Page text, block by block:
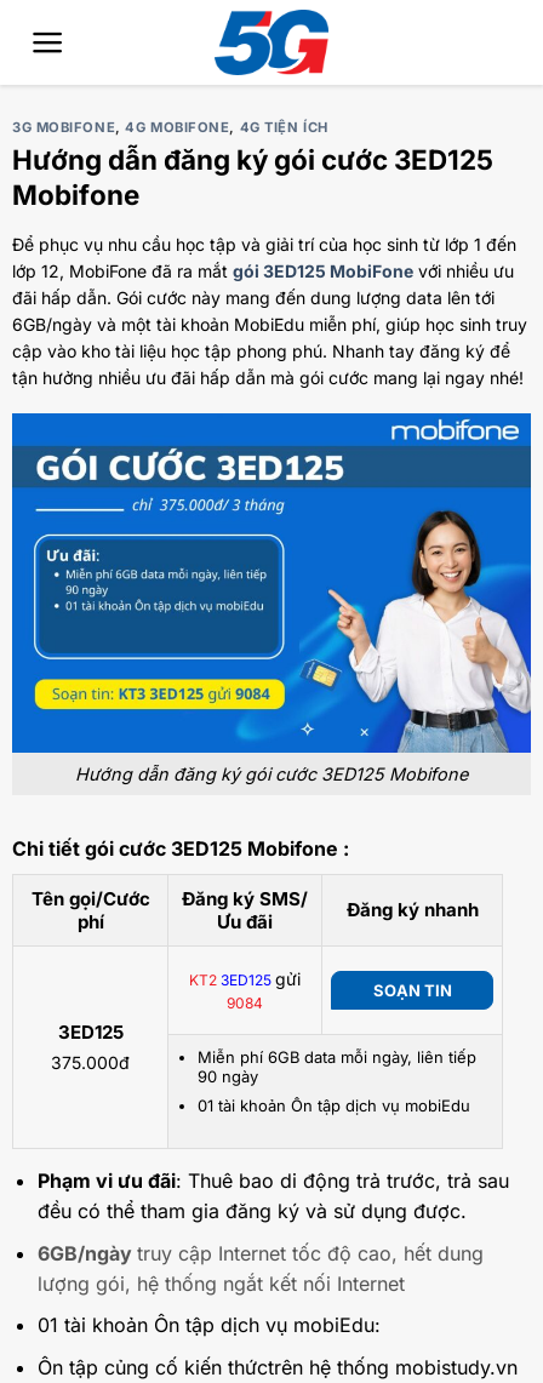
3G MOBIFONE,4G MOBIFONE, 4G TIỆN ÍCH
Hướng dẫn đăng ký gói cước 3ED125
Mobifone
Để phục vụ nhu cầu học tập và giải trí của học sinh từ lớp 1 đến
lớp 12, MobiFone đã ra mắt gói 3ED125 MobiFone với nhiều ưu
đãi hấp dẫn. Gói cước này mang đến dung lượng data lên tới
6GB/ngày và một tài khoản MobiEdu miễn phí, giúp học sinh truy
cập vào kho tài liệu học tập phong phú. Nhanh tay đăng ký để
tận hưởng nhiều ưu đãi hấp dẫn mà gói cước mang lại ngay nhé!
Hướng dẫn đăng ký gói cước 3ED125 Mobifone
Chi tiết gói cước 3ED125 Mobifone :
Tên gọi/Cước
phí
Đăng ký SMS/
Ưu đãi
Đăng ký nhanh
3ED125
375.000đ
KT2 3ED125 gửi
9084
SOẠN TIN
Miễn phí 6GB data mỗi ngày, liên tiếp
90 ngày
01 tài khoản Ôn tập dịch vụ mobiEdu
Phạm vi ưu đãi: Thuê bao di động trả trước, trả sau
đều có thể tham gia đăng ký và sử dụng được.
6GB/ngày truy cập Internet tốc độ cao, hết dung
lượng gói, hệ thống ngắt kết nối Internet
01 tài khoản Ôn tập dịch vụ mobiEdu:
Ôn tập củng cố kiến thứctrên hệ thống mobistudy.vn